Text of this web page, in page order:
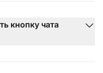
кнопку чата